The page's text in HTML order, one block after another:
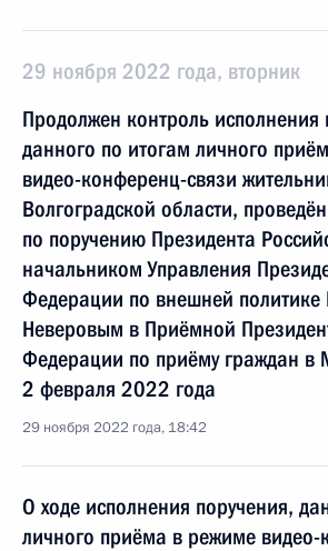
29 ноября 2022 года, вторник
Продолжен контроль исполнения
данного по итогам личного
видео-конференц-связи
Волгоградской области,
по поручению Президента
начальником Управления
Федерации по внешней политике
Неверовым в Приёмной
Федерации по приёму граждан в
2 февраля 2022 года
29 ноября 2022 года, 18:42
О ходе исполнения поручения,
личного приёма в режиме видео-